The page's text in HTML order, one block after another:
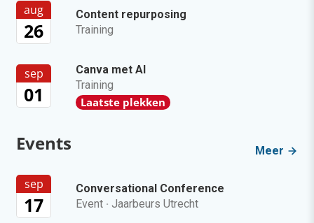
aug
26
Content repurposing
Training
sep
01
Canva met AI
Training
Laatste plekken
Events Meer
sep
17
Conversational Conference
Event · Jaarbeurs Utrecht